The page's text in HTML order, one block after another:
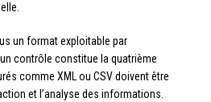
un format exploitable par
contrôle constitue la quatrième
comme XML ou CSV doivent être
et l’analyse des informations.